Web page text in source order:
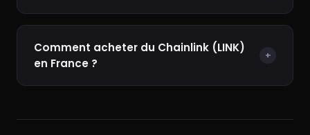
Comment acheter du Chainlink (LINK)
en France ?
+